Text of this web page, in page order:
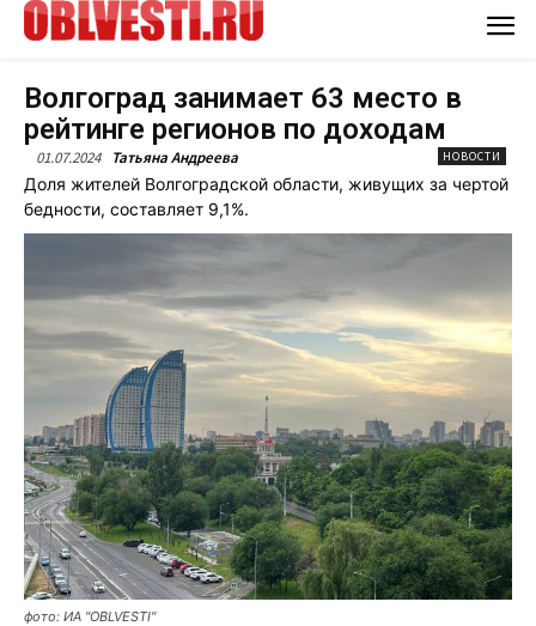
Волгоград занимает 63 место в
рейтинге регионов по доходам
01.07.2024 Татьяна Андреева НОВОСТИ
Доля жителей Волгоградской области, живущих за чертой
бедности, составляет 9,1%.
фото: ИА "OBLVESTI"